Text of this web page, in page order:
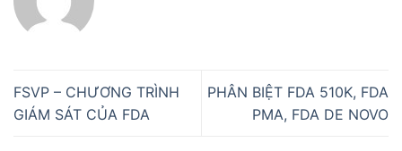
FSVP – CHƯƠNG TRÌNH
GIÁM SÁT CỦA FDA
PHÂN BIỆT FDA 510K, FDA
PMA, FDA DE NOVO